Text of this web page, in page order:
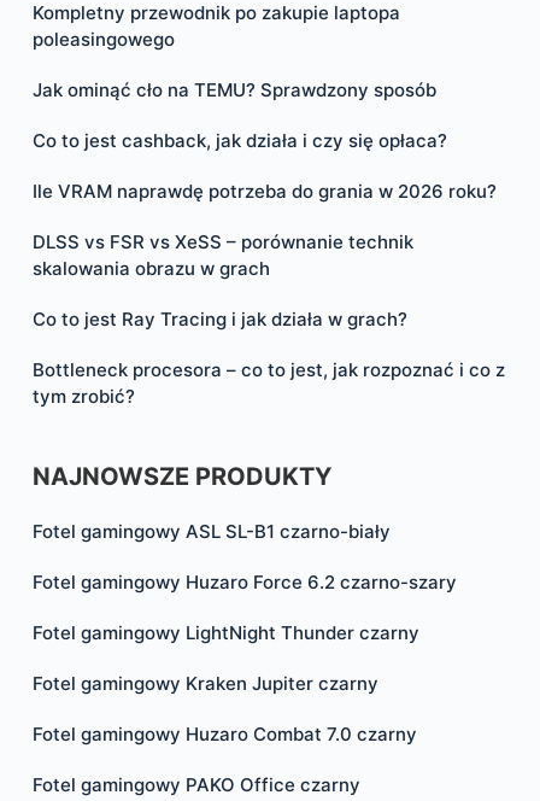
Kompletny przewodnik po zakupie laptopa
poleasingowego
Jak ominąć cło na TEMU? Sprawdzony sposób
Co to jest cashback, jak działa i czy się opłaca?
Ile VRAM naprawdę potrzeba do grania w 2026 roku?
DLSS vs FSR vs XeSS – porównanie technik
skalowania obrazu w grach
Co to jest Ray Tracing i jak działa w grach?
Bottleneck procesora – co to jest, jak rozpoznać i co z
tym zrobić?
NAJNOWSZE PRODUKTY
Fotel gamingowy ASL SL-B1 czarno-biały
Fotel gamingowy Huzaro Force 6.2 czarno-szary
Fotel gamingowy LightNight Thunder czarny
Fotel gamingowy Kraken Jupiter czarny
Fotel gamingowy Huzaro Combat 7.0 czarny
Fotel gamingowy PAKO Office czarny